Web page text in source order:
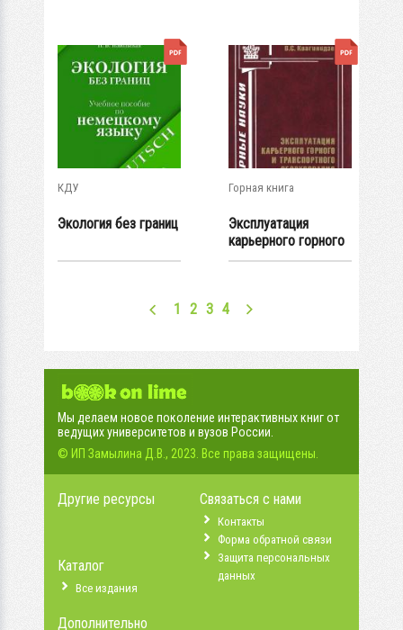
КДУ
Экология без границ
Горная книга
Эксплуатация
карьерного горного
и транспортного...
1 2 3 4
Мы делаем новое поколение интерактивных книг от
ведущих университетов и вузов России.
© ИП Замылина Д.В., 2023. Все права защищены.
Другие ресурсы
Каталог
Все издания
Дополнительно
Связаться с нами
Контакты
Форма обратной связи
Защита персональных
данных